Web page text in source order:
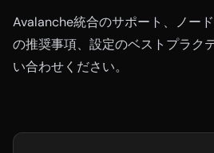
Avalanche統合のサポート、ノー
の推奨事項、設定のベストプラク
い合わせください。